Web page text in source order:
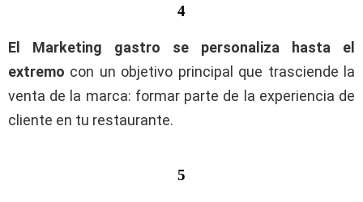
4
El Marketing gastro se personaliza hasta el
extremo con un objetivo principal que trasciende la
venta de la marca: formar parte de la experiencia de
cliente en tu restaurante.
5